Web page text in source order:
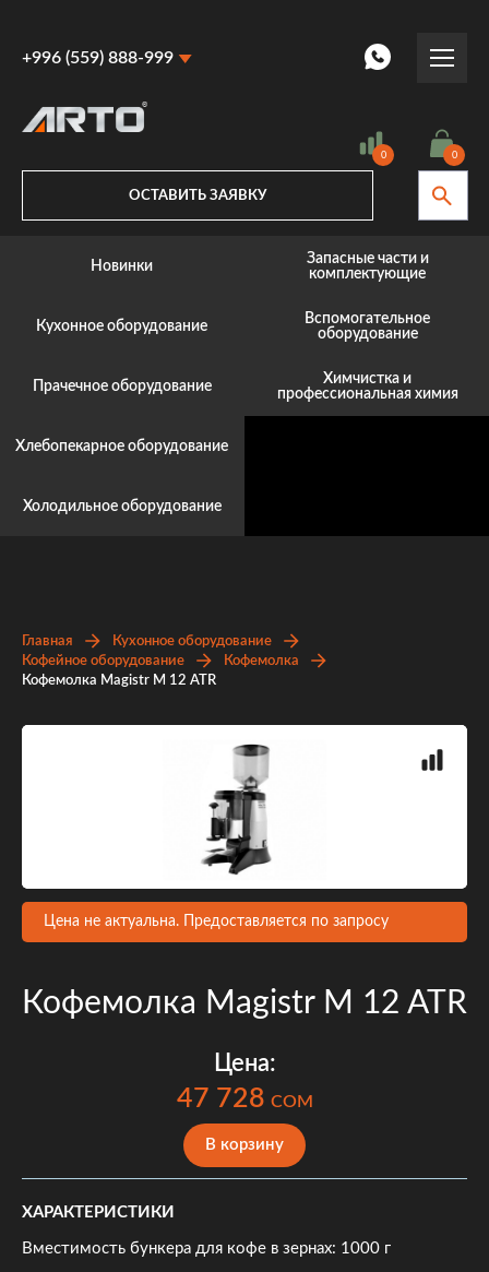
+996 (559) 888-999
+996 (559) 888-999
0 0
ОСТАВИТЬ ЗАЯВКУ
Новинки
Кухонное оборудование
Прачечное оборудование
Хлебопекарное оборудование
Холодильное оборудование
Запасные части и
комплектующие
Вспомогательное
оборудование
Химчистка и
профессиональная химия
Главная
Кухонное оборудование
Кофейное оборудование
Кофемолка
Кофемолка Magistr M 12 ATR
Цена не актуальна. Предоставляется по запросу
Кофемолка Magistr M 12 ATR
Цена:
47 728 COM
В корзину
ХАРАКТЕРИСТИКИ
Вместимость бункера для кофе в зернах: 1000 г